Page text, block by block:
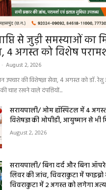
से जुड़ी समस्याओं का
अगस्त को विशेष
- August 2, 2026
चाह रखने वाले दंपत्तियों...
सरायपाली/ ओम हॉस्पिटल में 4 अगस्त
सरायपाली/ बिना दर्द और बिना